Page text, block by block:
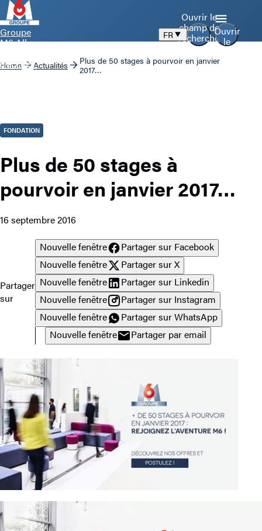
Groupe
M6 Aller
d’accueil
Ouvrir
le
FR
Ouvrir le
champ de
recherche
Home Actualités
Plus de 50 stages à pourvoir en janvier
2017…
FONDATION
Plus de 50 stages à
pourvoir en janvier 2017…
16 septembre 2016
Partager
sur
Nouvelle fenêtre
Partager sur Facebook
Nouvelle fenêtre
Partager sur X
Nouvelle fenêtre
Partager sur Linkedin
Nouvelle fenêtre
Partager sur Instagram
Nouvelle fenêtre
Partager sur WhatsApp
Nouvelle fenêtre
Partager par email